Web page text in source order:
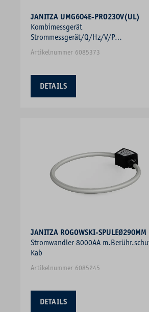
JANITZA UMG604E-PRO230V(UL)
Kombimessgerät
Strommessgerät/Q/Hz/V/P
Blindleistungsmesser Frequenzmesser
Artikelnummer 6085373
DETAILS
JANITZA ROGOWSKI-SPULEØ290MM
Stromwandler 8000AA
Kab
Artikelnummer 6085245
DETAILS